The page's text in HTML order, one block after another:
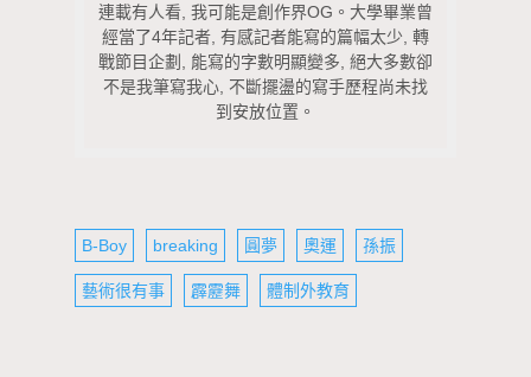
連載有人看, 我可能是創作界OG。大學畢業曾
經當了4年記者, 有感記者能寫的篇幅太少, 轉
戰節目企劃, 能寫的字數明顯變多, 絕大多數卻
不是我筆寫我心, 不斷擺盪的寫手歷程尚未找
到安放位置。
B-Boy breaking 圓夢 奧運 孫振
藝術很有事 霹靂舞 體制外教育